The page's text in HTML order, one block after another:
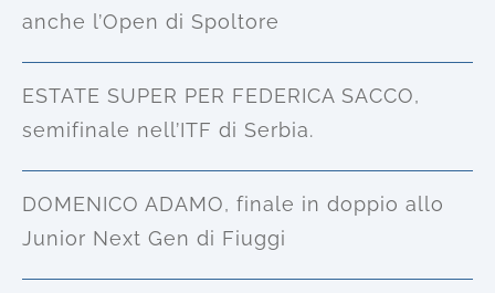
anche l’Open di Spoltore
ESTATE SUPER PER FEDERICA SACCO,
semifinale nell’ITF di Serbia.
DOMENICO ADAMO, finale in doppio allo
Junior Next Gen di Fiuggi